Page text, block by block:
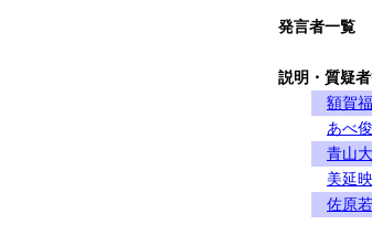
発言者一覧
説明・質疑
額賀
あべ
青山
美延
佐原